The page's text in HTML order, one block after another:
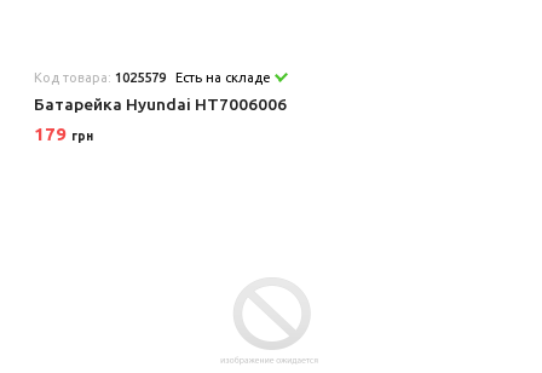
Код товара: 1025579 Есть на складе
Батарейка Hyundai HT7006006
179 грн